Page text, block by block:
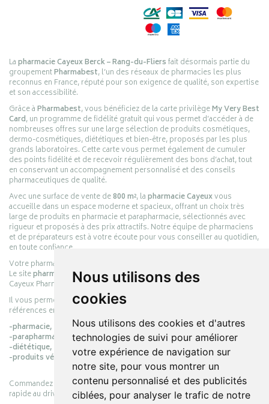
Nous utilisons des
cookies
Nous utilisons des cookies et d'autres
technologies de suivi pour améliorer
votre expérience de navigation sur
notre site, pour vous montrer un
contenu personnalisé et des publicités
ciblées, pour analyser le trafic de notre
Lapharmacie Cayeux Berck – Rang-du-Fliersfait désormais partie du
groupementPharmabest, l’un des réseaux de pharmacies les plus
reconnus en France, réputé pour son exigence de qualité, son expertise
et son accessibilité.
Grâce àPharmabest, vous bénéficiez de la carte privilègeMy Very Best
Card, un programme de fidélité gratuit qui vous permet d’accéder à de
nombreuses offres sur une large sélection de produits cosmétiques,
dermo-cosmétiques, diététiques et bien-être, proposés par les plus
grands laboratoires. Cette carte vous permet également de cumuler
des points fidélité et de recevoir régulièrement des bons d’achat, tout
en conservant un accompagnement personnalisé et des conseils
pharmaceutiques de qualité.
Avec une surface de vente de800 m², lapharmacie Cayeuxvous
accueille dans un espace moderne et spacieux, offrant un choix très
large de produits en pharmacie et parapharmacie, sélectionnés avec
rigueur et proposés à des prix attractifs. Notre équipe de pharmaciens
et de préparateurs est à votre écoute pour vous conseiller au quotidien,
en toute confiance.
Votre pharmacie en ligne :
Le sitepharmacie-cayeux.frest le prolongement digital de la pharmacie
Cayeux Pharmabest Berck-sur-Mer – Rang-du-Fliers.
Il vous permet de réaliser vos achats en ligne parmi des milliers de
références en :
-pharmacie,
-parapharmacie,
-diététique,
-produits vétérinaires.
Commandez simplement vos produits en ligne et choisissez le retrait
rapide au drive ou la livraison à domicile, en toute simplicité.